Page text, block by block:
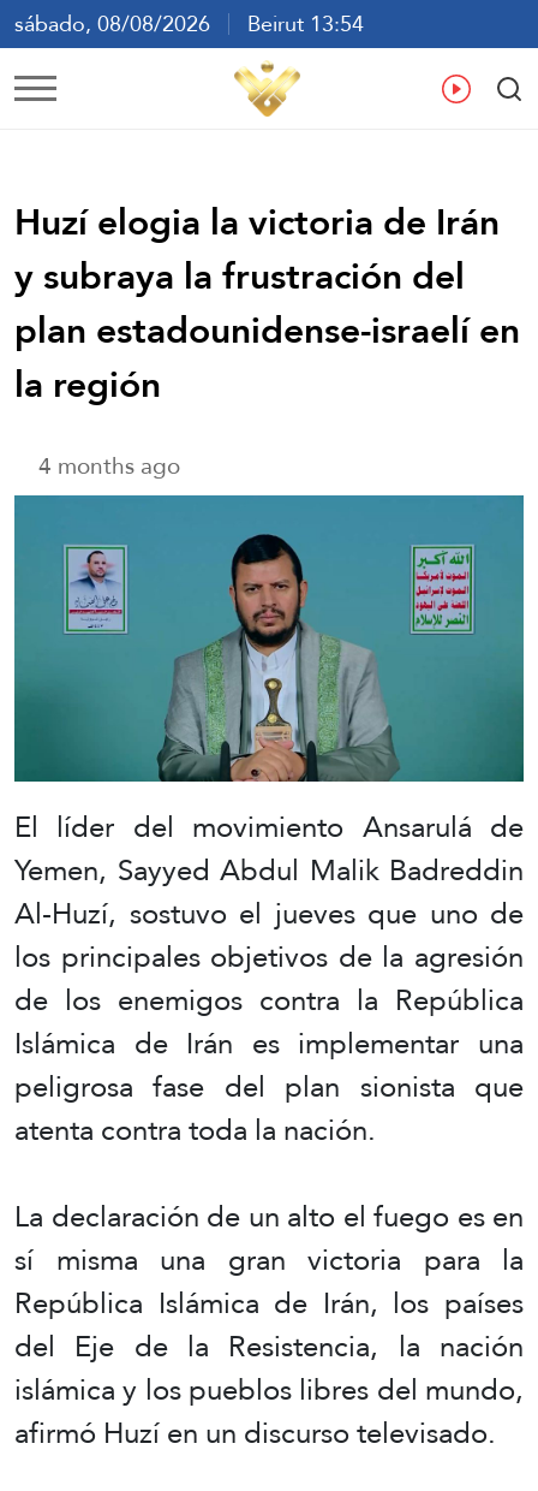
sábado, 08/08/2026
Beirut 13:54
ع En
Huzí elogia la victoria de Irán
y subraya la frustración del
plan estadounidense-israelí en
la región
4 months ago
El líder del movimiento Ansarulá de
Yemen, Sayyed Abdul Malik Badreddin
Al-Huzí, sostuvo el jueves que uno de
los principales objetivos de la agresión
de los enemigos contra la República
Islámica de Irán es implementar una
peligrosa fase del plan sionista que
atenta contra toda la nación.
La declaración de un alto el fuego es en
sí misma una gran victoria para la
República Islámica de Irán, los países
del Eje de la Resistencia, la nación
islámica y los pueblos libres del mundo,
afirmó Huzí en un discurso televisado.